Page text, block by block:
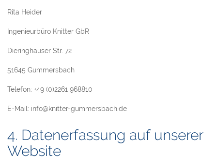
Rita Heider
Ingenieurbüro Knitter GbR
Dieringhauser Str. 72
51645 Gummersbach
Telefon: +49 (0)2261 968810
E-Mail: info@knitter-gummersbach.de
4. Datenerfassung auf unserer
Website